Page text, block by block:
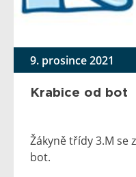
9. prosince 2021
Krabice od bot
Žákyně třídy 3.M se
bot.